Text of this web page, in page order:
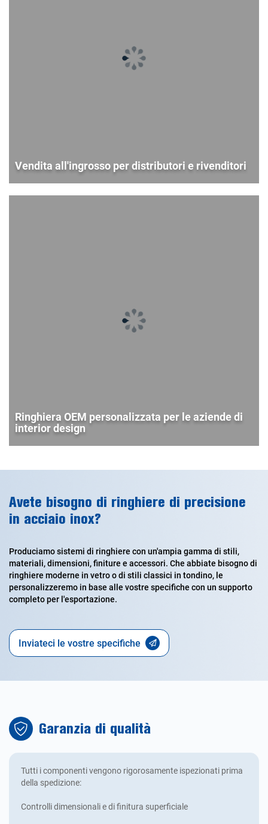
Vendita all'ingrosso per distributori e rivenditori
Ringhiera OEM personalizzata per le aziende di
interior design
Avete bisogno di ringhiere di precisione
in acciaio inox?
Produciamo sistemi di ringhiere con un'ampia gamma di stili,
materiali, dimensioni, finiture e accessori. Che abbiate bisogno di
ringhiere moderne in vetro o di stili classici in tondino, le
personalizzeremo in base alle vostre specifiche con un supporto
completo per l'esportazione.
Inviateci le vostre specifiche
Garanzia di qualità
Tutti i componenti vengono rigorosamente ispezionati prima
della spedizione:
Controlli dimensionali e di finitura superficiale